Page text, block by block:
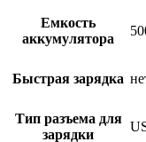
Емкость
аккумулятора
Быстрая зарядка
Тип разъема для
зарядки